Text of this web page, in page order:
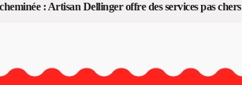
: Artisan Dellinger offre des services pas chers